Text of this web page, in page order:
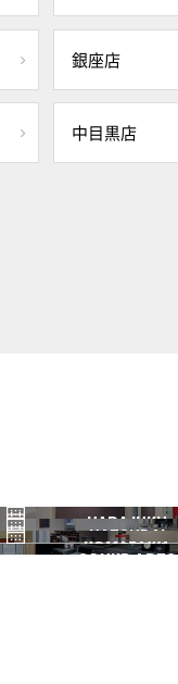
銀座店
中目黒店
HARAJUKU
原宿
HATSUDAI
初台
KOMAZAWA
SOUND ARTS